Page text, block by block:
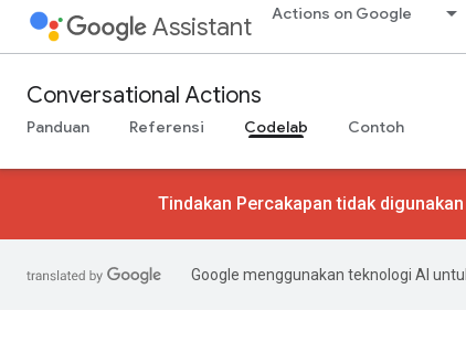
Assistant Actions on Google
Conversational Actions
Panduan Referensi Codelab Contoh
Tindakan Percakapan tidak
Google menggunakan teknologi AI